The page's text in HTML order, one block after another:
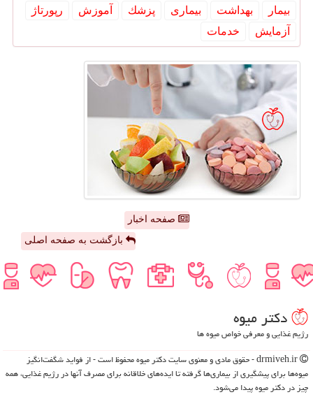
بیمار بهداشت بیماری پزشك آموزش
رپورتاژ
آزمایش
خدمات
صفحه اخبار
بازگشت به صفحه اصلی
دكتر میوه
رژیم غذایی و معرفی خواص میوه ها
drmiveh.ir - حقوق مادی و معنوی سایت دكتر میوه محفوظ است - از فواید شگفت‌انگیز
میوه‌ها برای پیشگیری از بیماری‌ها گرفته تا ایده‌های خلاقانه برای مصرف آنها در رژیم غذایی، همه
چیز در دکتر میوه پیدا می‌شود.